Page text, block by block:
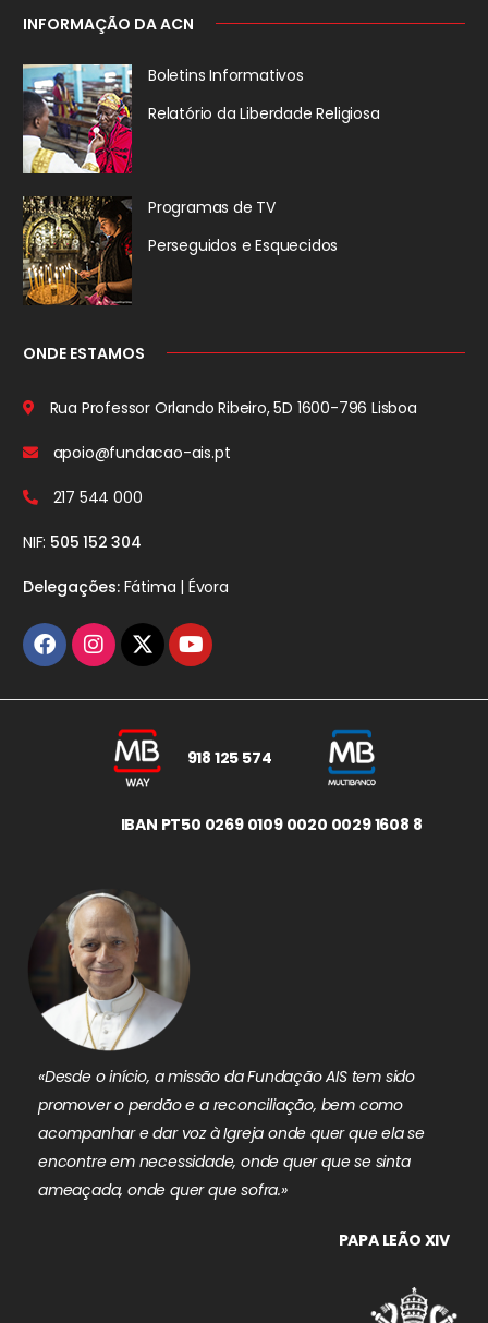
INFORMAÇÃO DA ACN
Boletins Informativos
Relatório da Liberdade Religiosa
Programas de TV
Perseguidos e Esquecidos
ONDE ESTAMOS
Rua Professor Orlando Ribeiro, 5D 1600-796 Lisboa
apoio@fundacao-ais.pt
217 544 000
NIF: 505 152 304
Delegações:Fátima | Évora
918 125 574
IBAN PT50 0269 0109 0020 0029 1608 8
«Desde o início, a missão da Fundação AIS tem sido
promover o perdão e a reconciliação, bem como
acompanhar e dar voz à Igreja onde quer que ela se
encontre em necessidade, onde quer que se sinta
ameaçada, onde quer que sofra.»
PAPA LEÃO XIV